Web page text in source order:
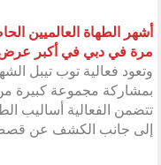
أشهر الطهاة العالميين
مرة في دبي في أكبر عرض
بمشاركة مجموعة كبيرة
تتضمن الفعالية أساليب
إلى جانب الكشف عن قصص